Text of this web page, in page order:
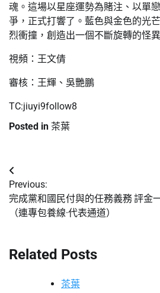
魂。這場以星座運勢為賭注、以單
爭，正式打響了。藍色與金色的光
烈衝撞，創造出一個不斷旋轉的怪
視頻：王文倩
審核：王輝、吳艷鵬
TC:jiuyi9follow8
Posted in 茶葉
文
章
導
Previous:
完成黨和國民付與的任務義務
（連專包養線·代表通道）
評金
Related Posts
茶葉